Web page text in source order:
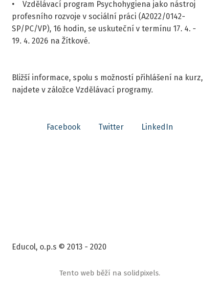
• Vzdělávací program Psychohygiena jako nástroj
profesního rozvoje v sociální práci (A2022/0142-
SP/PC/VP), 16 hodin, se uskuteční v termínu 17. 4. -
19. 4. 2026 na Žítkové.
Bližší informace, spolu s možností přihlášení na kurz,
najdete v záložce Vzdělávací programy.
Facebook Twitter LinkedIn
Educol, o.p.s © 2013 - 2020
Tento web běží na solidpixels.